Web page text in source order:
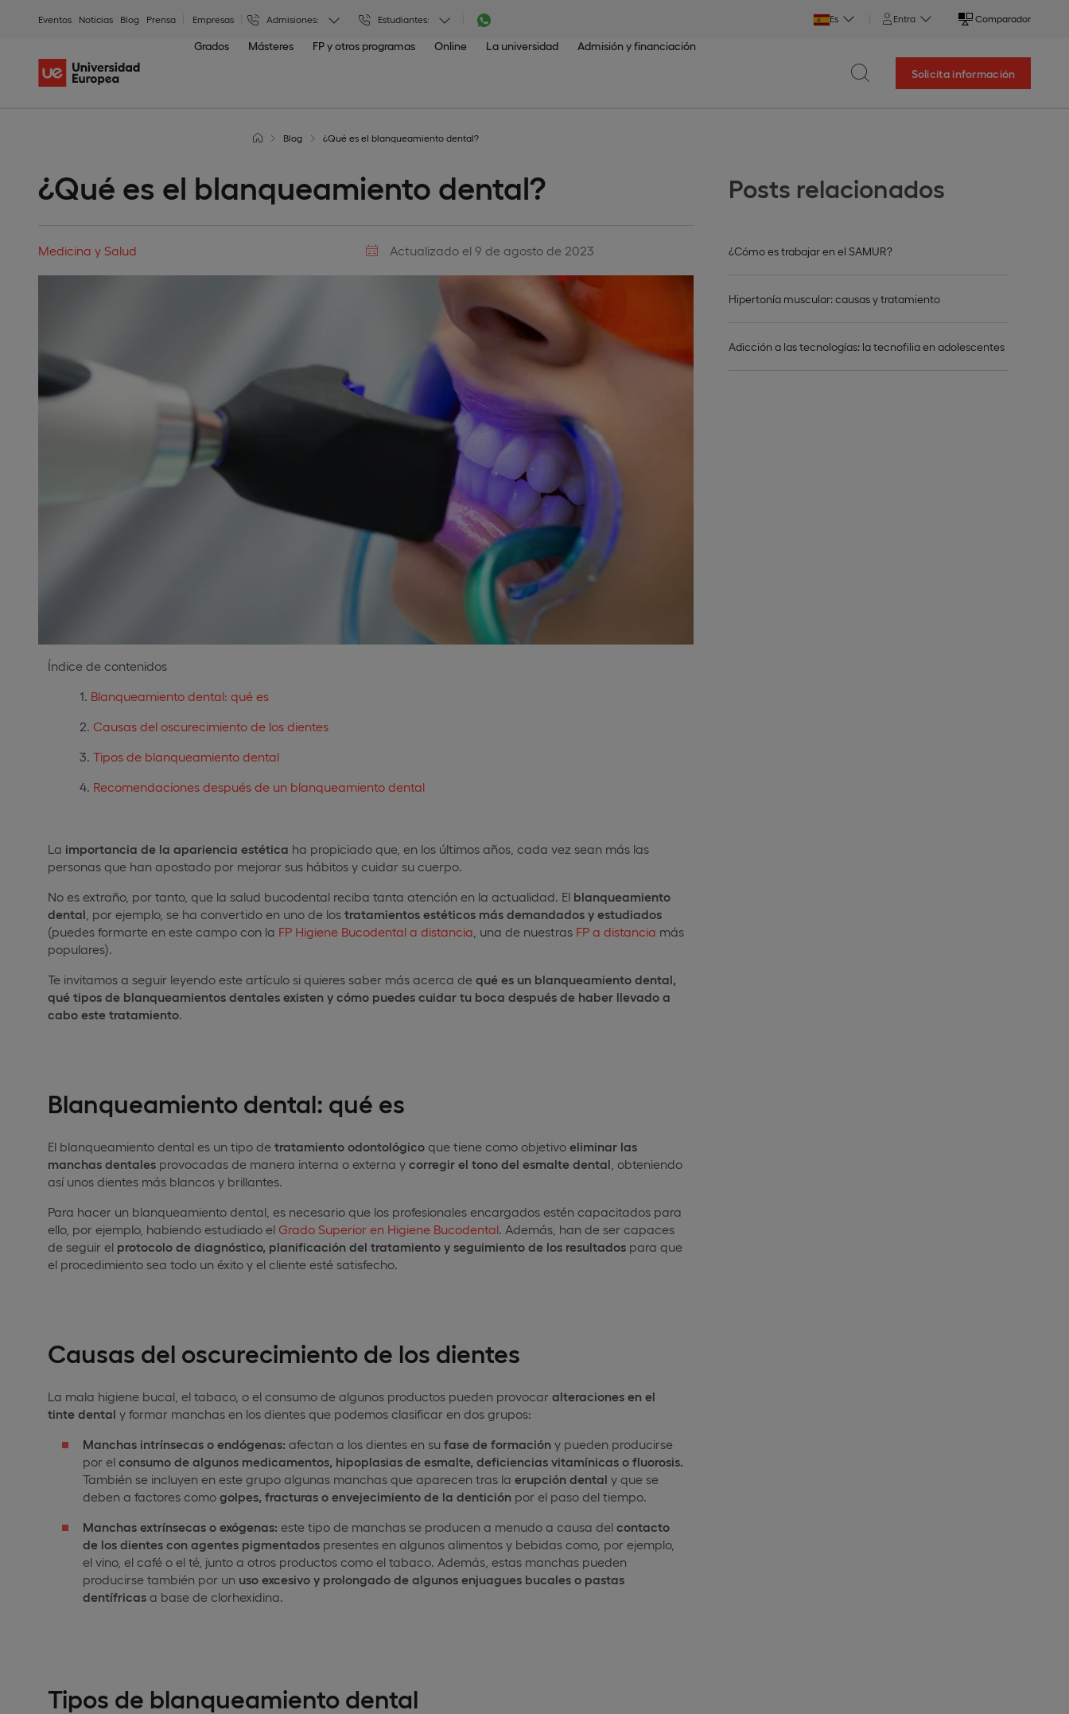
Eventos Noticias Blog Prensa Empresas Admisiones: Estudiantes: Es Entra Comparador
Grados Másteres FP y otros programas Online La universidad Admisión y financiación
Solicita información
Posts relacionados
¿Cómo es trabajar en el SAMUR?
Hipertonía muscular: causas y tratamiento
Adicción a las tecnologías: la tecnofilia en adolescentes
Blog ¿Qué es el blanqueamiento dental?
¿Qué es el blanqueamiento dental?
Medicina y Salud Actualizado el 9 de agosto de 2023
Índice de contenidos
Blanqueamiento dental: qué es
Causas del oscurecimiento de los dientes
Tipos de blanqueamiento dental
Recomendaciones después de un blanqueamiento dental
La importancia de la apariencia estética ha propiciado que, en los últimos años, cada vez sean más las
personas que han apostado por mejorar sus hábitos y cuidar su cuerpo.
No es extraño, por tanto, que la salud bucodental reciba tanta atención en la actualidad. El blanqueamiento
dental , por ejemplo, se ha convertido en uno de los tratamientos estéticos más demandados y estudiados
(puedes formarte en este campo con la FP Higiene Bucodental a distancia , una de nuestras FP a distancia más
populares).
Te invitamos a seguir leyendo este artículo si quieres saber más acerca de qué es un blanqueamiento dental,
qué tipos de blanqueamientos dentales existen y cómo puedes cuidar tu boca después de haber llevado a
cabo este tratamiento
Blanqueamiento dental: qué es
El blanqueamiento dental es un tipo de tratamiento odontológico que tiene como objetivo eliminar las
manchas dentales provocadas de manera interna o externa y corregir el tono del esmalte dental , obteniendo
así unos dientes más blancos y brillantes.
Para hacer un blanqueamiento dental, es necesario que los profesionales encargados estén capacitados para
ello, por ejemplo, habiendo estudiado el Grado Superior en Higiene Bucodental . Además, han de ser capaces
de seguir el protocolo de diagnóstico, planificación del tratamiento y seguimiento de los resultados para que
el procedimiento sea todo un éxito y el cliente esté satisfecho.
Causas del oscurecimiento de los dientes
La mala higiene bucal, el tabaco, o el consumo de algunos productos pueden provocar alteraciones en el
tinte dental y formar manchas en los dientes que podemos clasificar en dos grupos:
Manchas intrínsecas o endógenas: afectan a los dientes en su fase de formación y pueden producirse
por el consumo de algunos medicamentos, hipoplasias de esmalte, deficiencias vitamínicas o fluorosis.
También se incluyen en este grupo algunas manchas que aparecen tras la erupción dental y que se
deben a factores como golpes, fracturas o envejecimiento de la dentición por el paso del tiempo.
Manchas extrínsecas o exógenas: este tipo de manchas se producen a menudo a causa del contacto
de los dientes con agentes pigmentados presentes en algunos alimentos y bebidas como, por ejemplo,
el vino, el café o el té, junto a otros productos como el tabaco. Además, estas manchas pueden
producirse también por un uso excesivo y prolongado de algunos enjuagues bucales o pastas
dentífricas a base de clorhexidina.
Tipos de blanqueamiento dental